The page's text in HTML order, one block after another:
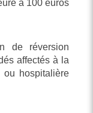
à 100 euros
de réversion
affectés à la
ou hospitalière